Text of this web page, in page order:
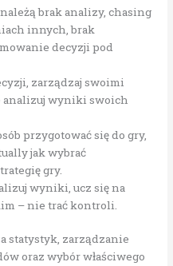
brak analizy, chasing
innych, brak
decyzji pod
zarządzaj swoimi
analizuj wyniki swoich
przygotować się do gry,
jak wybrać
gry.
wyniki, ucz się na
– nie trać kontroli.
statystyk, zarządzanie
oraz wybór właściwego